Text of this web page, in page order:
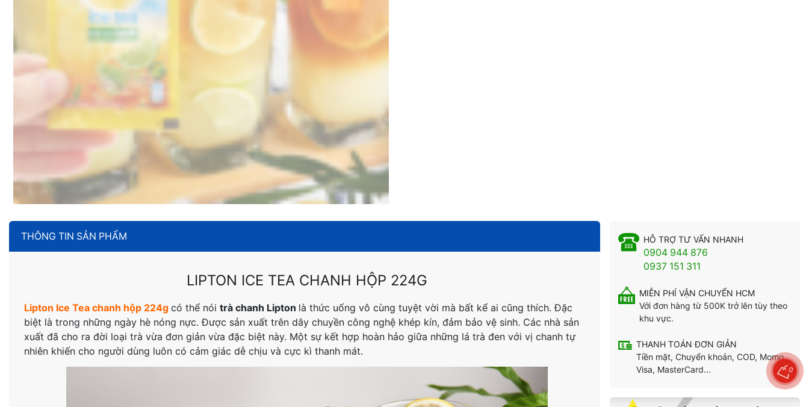
THÔNG TIN SẢN PHẨM
LIPTON ICE TEA CHANH HỘP 224G
Lipton Ice Tea chanh hộp 224g có thể nói trà chanh Lipton là thức uống vô cùng tuyệt vời mà bất kể ai cũng thích. Đặc
biệt là trong những ngày hè nóng nực. Được sản xuất trên dây chuyền công nghệ khép kín, đảm bảo vệ sinh. Các nhà sản
xuất đã cho ra đời loại trà vừa đơn giản vừa đặc biệt này. Một sự kết hợp hoàn hảo giữa những lá trà đen với vị chanh tự
nhiên khiến cho người dùng luôn có cảm giác dễ chịu và cực kì thanh mát.
HỖ TRỢ TƯ VẤN NHANH
0904 944 876
0937 151 311
MIỄN PHÍ VẬN CHUYỂN HCM
Với đơn hàng từ 500K trở lên tùy theo
khu vực.
THANH TOÁN ĐƠN GIẢN
Tiền mặt, Chuyển khoản, COD, Momo,
Visa, MasterCard...
0